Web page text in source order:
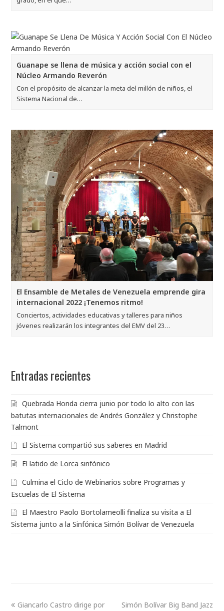
Guanape se llena de música y acción social con el
Núcleo Armando Reverón
Con el propósito de alcanzar la meta del millón de niños, el
Sistema Nacional de…
El Ensamble de Metales de Venezuela emprende gira
internacional 2022 ¡Tenemos ritmo!
Conciertos, actividades educativas y talleres para niños
jóvenes realizarán los integrantes del EMV del 23…
Entradas recientes
Quebrada Honda cierra junio por todo lo alto con las
batutas internacionales de Andrés González y Christophe
Talmont
El Sistema compartió sus saberes en Madrid
El latido de Lorca sinfónico
Culmina el Ciclo de Webinarios sobre Programas y
Escuelas de El Sistema
El Maestro Paolo Bortolameolli finaliza su visita a El
Sistema junto a la Sinfónica Simón Bolívar de Venezuela
Giancarlo Castro dirige por Simón Bolívar Big Band Jazz